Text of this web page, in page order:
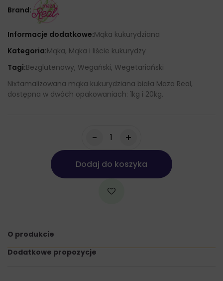
Brand:
Informacje dodatkowe:Mąka kukurydziana
Kategoria:Mąka, Mąka i liście kukurydzy
Tagi:Bezglutenowy, Wegański, Wegetariański
Nixtamalizowana mąka kukurydziana biała Maza Real,
dostępna w dwóch opakowaniach: 1kg i 20kg.
- +
Dodaj do koszyka
O produkcie
Dodatkowe propozycje